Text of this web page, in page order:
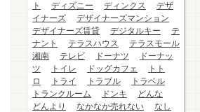
ト
ディズニー ディンクス
デザ
イナーズ
デザイナーズマンション
デザイナーズ賃貸
デジタルキー
テ
ナント
テラスハウス
テラスモール
湘南
テレビ ドーナツ
ドーナッ
ツ
トイレ ドッグカフェ
トト
ロ
トライ トラブル
トラベル
トランクルーム
ドンキ
どんな
どんより
なかなか売れない
なし